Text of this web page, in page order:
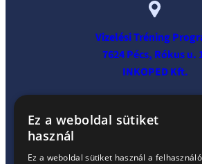
Vizelési Tréning
7624 Pécs, Rókus u.
INKOPED Kft.
Ez a weboldal sütiket
használ
Ez a weboldal sütiket használ a